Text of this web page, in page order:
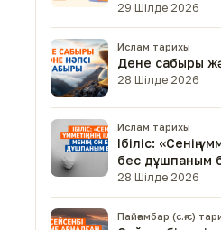
29 Шілде 2026
Ислам тарихы
Дене сабыры
28 Шілде 2026
Ислам тарихы
Ібіліс: «Сенің
бес дұшпаным
28 Шілде 2026
Пайғамбар (с.ғ.с)